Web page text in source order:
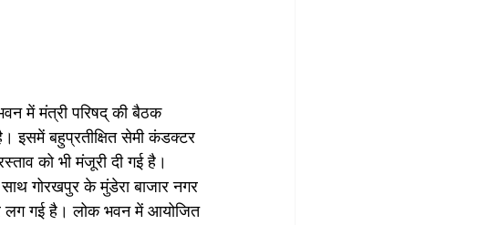
में मंत्री परिषद् की बैठक
इसमें बहुप्रतीक्षित सेमी कंडक्टर
को भी मंजूरी दी गई है।
गोरखपुर के मुंडेरा बाजार नगर
लग गई है। लोक भवन में आयोजित